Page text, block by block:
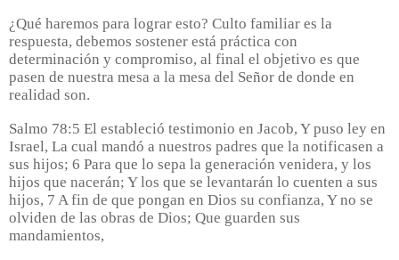
¿Qué haremos para lograr esto? Culto familiar es la
respuesta, debemos sostener está práctica con
determinación y compromiso, al final el objetivo es que
pasen de nuestra mesa a la mesa del Señor de donde en
realidad son.
Salmo 78:5 El estableció testimonio en Jacob, Y puso ley en
Israel, La cual mandó a nuestros padres que la notificasen a
sus hijos; 6 Para que lo sepa la generación venidera, y los
hijos que nacerán; Y los que se levantarán lo cuenten a sus
hijos, 7 A fin de que pongan en Dios su confianza, Y no se
olviden de las obras de Dios; Que guarden sus
mandamientos,